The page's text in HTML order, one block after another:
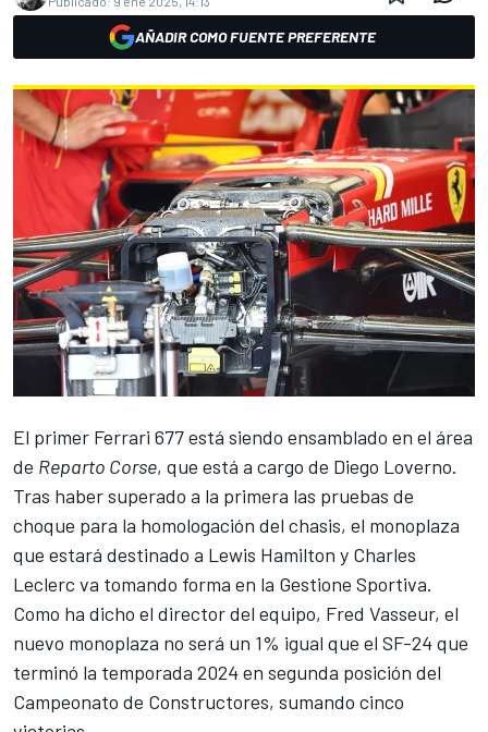
AÑADIR COMO FUENTE PREFERENTE
El primer Ferrari 677 está siendo ensamblado en el área
de Reparto Corse, que está a cargo de Diego Loverno.
Tras haber superado a la primera las pruebas de
choque para la homologación del chasis, el monoplaza
que estará destinado a Lewis Hamilton y Charles
Leclerc va tomando forma en la Gestione Sportiva.
Como ha dicho el director del equipo, Fred Vasseur, el
nuevo monoplaza no será un 1% igual que el SF-24 que
terminó la temporada 2024 en segunda posición del
Campeonato de Constructores, sumando cinco